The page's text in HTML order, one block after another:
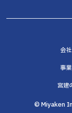
会
事
宮建
© Miyaken